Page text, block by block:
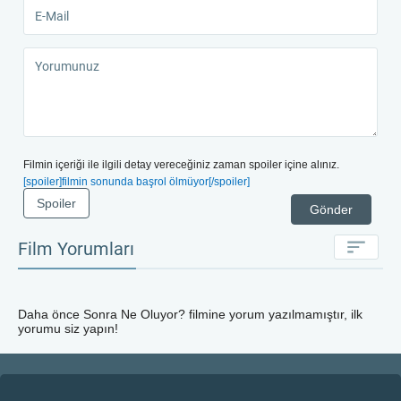
Filmin içeriği ile ilgili detay vereceğiniz zaman spoiler içine alınız.
[spoiler]filmin sonunda başrol ölmüyor[/spoiler]
Gönder
Spoiler
Film Yorumları
Daha önce Sonra Ne Oluyor? filmine yorum yazılmamıştır, ilk
yorumu siz yapın!